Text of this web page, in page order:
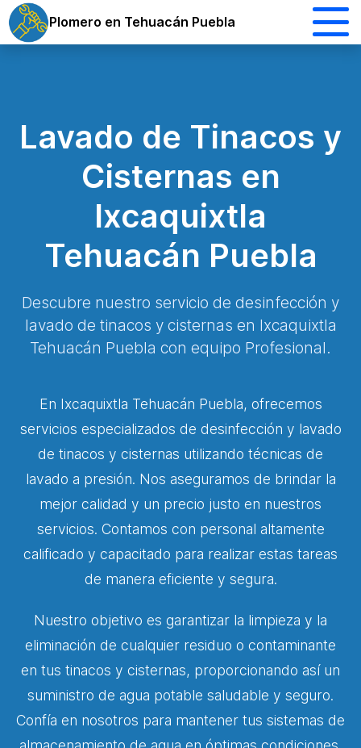
Plomero en Tehuacán Puebla
Lavado de Tinacos y
Cisternas en
Ixcaquixtla
Tehuacán Puebla
Descubre nuestro servicio de desinfección y
lavado de tinacos y cisternas en Ixcaquixtla
Tehuacán Puebla con equipo Profesional.
En Ixcaquixtla Tehuacán Puebla, ofrecemos
servicios especializados de desinfección y lavado
de tinacos y cisternas utilizando técnicas de
lavado a presión. Nos aseguramos de brindar la
mejor calidad y un precio justo en nuestros
servicios. Contamos con personal altamente
calificado y capacitado para realizar estas tareas
de manera eficiente y segura.
Nuestro objetivo es garantizar la limpieza y la
eliminación de cualquier residuo o contaminante
en tus tinacos y cisternas, proporcionando así un
suministro de agua potable saludable y seguro.
Confía en nosotros para mantener tus sistemas de